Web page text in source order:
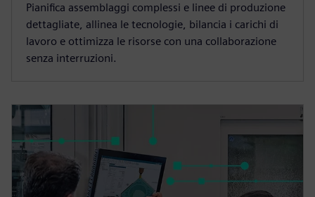
Pianifica assemblaggi complessi e linee di produzione
dettagliate, allinea le tecnologie, bilancia i carichi di
lavoro e ottimizza le risorse con una collaborazione
senza interruzioni.